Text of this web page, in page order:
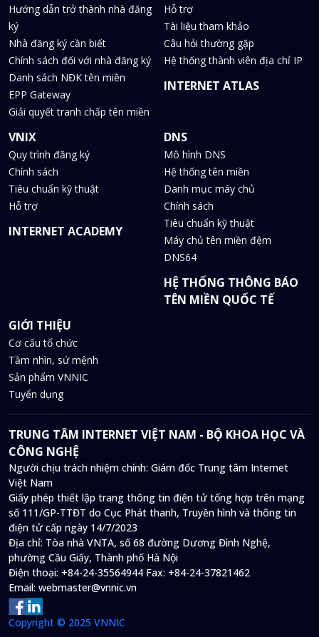
Hướng dẫn trở thành nhà đăng
ký
Nhà đăng ký cần biết
Chính sách đối với nhà đăng ký
Danh sách NĐK tên miền
EPP Gateway
Giải quyết tranh chấp tên miền
Hỗ trợ
Tài liệu tham khảo
Câu hỏi thường gặp
Hệ thống thành viên địa chỉ IP
INTERNET ATLAS
VNIX
Quy trình đăng ký
Chính sách
Tiêu chuẩn kỹ thuật
Hỗ trợ
INTERNET ACADEMY
DNS
Mô hình DNS
Hệ thống tên miền
Danh mục máy chủ
Chính sách
Tiêu chuẩn kỹ thuật
Máy chủ tên miền đệm
DNS64
HỆ THỐNG THÔNG BÁO
TÊN MIỀN QUỐC TẾ
GIỚI THIỆU
Cơ cấu tổ chức
Tầm nhìn, sứ mệnh
Sản phẩm VNNIC
Tuyển dụng
TRUNG TÂM INTERNET VIỆT NAM - BỘ KHOA HỌC VÀ
CÔNG NGHỆ
Người chịu trách nhiệm chính: Giám đốc Trung tâm Internet
Việt Nam
Giấy phép thiết lập trang thông tin điện tử tổng hợp trên mạng
số 111/GP-TTĐT do Cục Phát thanh, Truyền hình và thông tin
điện tử cấp ngày 14/7/2023
Địa chỉ: Tòa nhà VNTA, số 68 đường Dương Đình Nghệ,
phường Cầu Giấy, Thành phố Hà Nội
Điện thoại: +84-24-35564944 Fax: +84-24-37821462
Email: webmaster@vnnic.vn
Copyright © 2025 VNNIC